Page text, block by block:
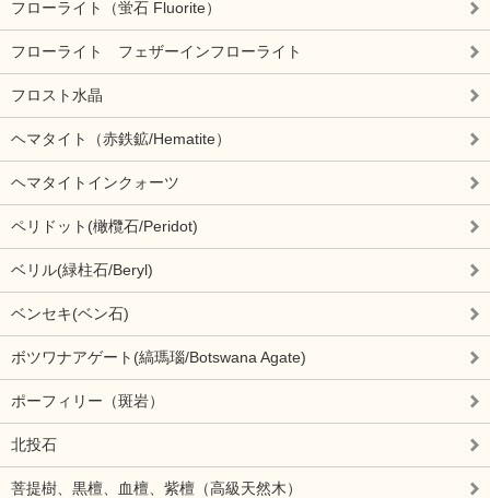
フローライト（蛍石 Fluorite）
フローライト フェザーインフローライト
フロスト水晶
ヘマタイト（赤鉄鉱/Hematite）
ヘマタイトインクォーツ
ペリドット(橄欖石/Peridot)
ベリル(緑柱石/Beryl)
ベンセキ(ベン石)
ボツワナアゲート(縞瑪瑙/Botswana Agate)
ポーフィリー（斑岩）
北投石
菩提樹、黒檀、血檀、紫檀（高級天然木）